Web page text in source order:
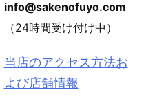
info@sakenofuyo.com
（24時間受け付け中）
当店のアクセス方法お
よび店舗情報